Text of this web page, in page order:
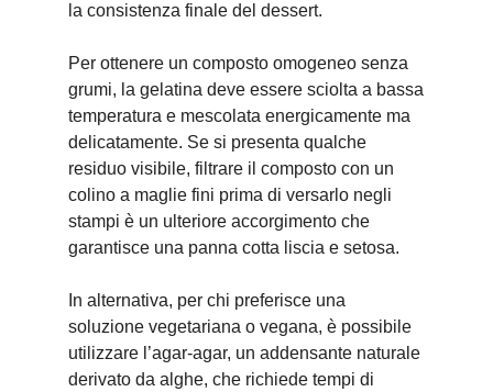
la consistenza finale del dessert.
Per ottenere un composto omogeneo senza
grumi, la gelatina deve essere sciolta a bassa
temperatura e mescolata energicamente ma
delicatamente. Se si presenta qualche
residuo visibile, filtrare il composto con un
colino a maglie fini prima di versarlo negli
stampi è un ulteriore accorgimento che
garantisce una panna cotta liscia e setosa.
In alternativa, per chi preferisce una
soluzione vegetariana o vegana, è possibile
utilizzare l’agar-agar, un addensante naturale
derivato da alghe, che richiede tempi di